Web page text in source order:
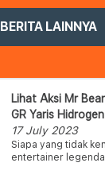
BERITA LAINNYA
Lihat Aksi Mr
GR Yaris Hidrogen
17 July 2023
Siapa yang tidak
entertainer